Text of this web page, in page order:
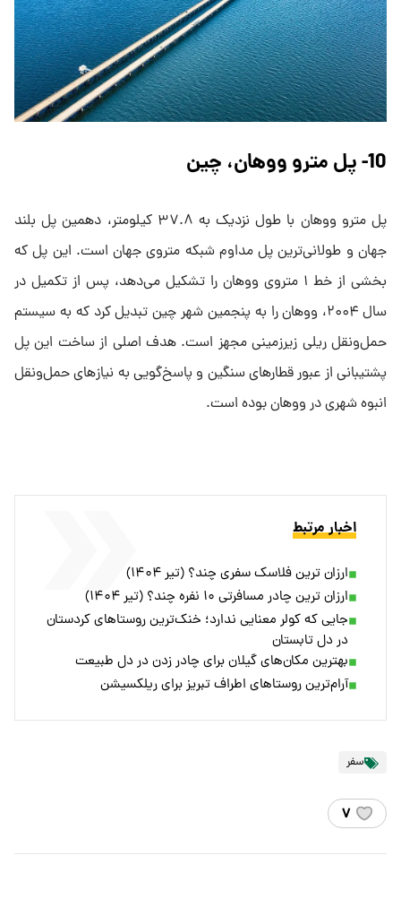
10- پل مترو ووهان، چین
پل مترو ووهان با طول نزدیک به ۳۷.۸ کیلومتر، دهمین پل بلند
جهان و طولانی‌ترین پل مداوم شبکه متروی جهان است. این پل که
بخشی از خط ۱ متروی ووهان را تشکیل می‌دهد، پس از تکمیل در
سال ۲۰۰۴، ووهان را به پنجمین شهر چین تبدیل کرد که به سیستم
حمل‌ونقل ریلی زیرزمینی مجهز است. هدف اصلی از ساخت این پل
پشتیبانی از عبور قطارهای سنگین و پاسخ‌گویی به نیازهای حمل‌ونقل
انبوه شهری در ووهان بوده است.
اخبار مرتبط
ارزان ترین فلاسک سفری چند؟ (تیر ۱۴۰۴)
ارزان ترین چادر مسافرتی ۱۰ نفره چند؟ (تیر ۱۴۰۴)
جایی که کولر معنایی ندارد؛ خنک‌ترین روستاهای کردستان
در دل تابستان
بهترین مکان‌های گیلان برای چادر زدن در دل طبیعت
آرام‌ترین روستاهای اطراف تبریز برای ریلکسیشن
سفر
۷